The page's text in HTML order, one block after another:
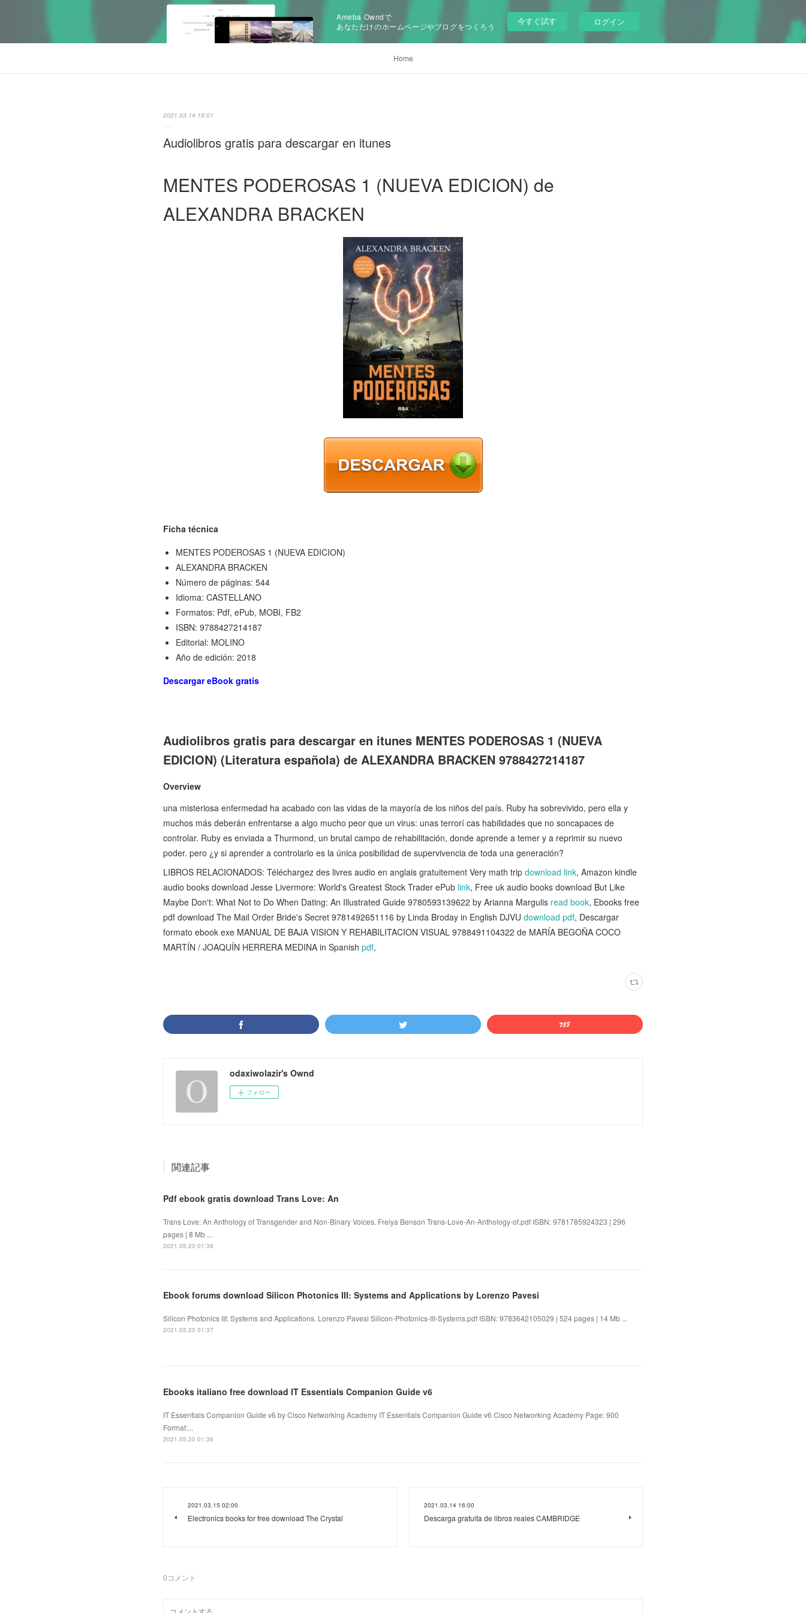
Ameba Owndで
あなただけのホームページやブログをつくろう
今すぐ試す ログイン
Home
2021.03.14 16:01
Audiolibros gratis para descargar en itunes
MENTES PODEROSAS 1 (NUEVA EDICION) de
ALEXANDRA BRACKEN
Ficha técnica
MENTES PODEROSAS 1 (NUEVA EDICION)
ALEXANDRA BRACKEN
Número de páginas: 544
Idioma: CASTELLANO
Formatos: Pdf, ePub, MOBI, FB2
ISBN: 9788427214187
Editorial: MOLINO
Año de edición: 2018
Descargar eBook gratis
Audiolibros gratis para descargar en itunes MENTES PODEROSAS 1 (NUEVA
EDICION) (Literatura española) de ALEXANDRA BRACKEN 9788427214187
Overview
una misteriosa enfermedad ha acabado con las vidas de la mayoría de los niños del país. Ruby ha sobrevivido, pero ella y
muchos más deberán enfrentarse a algo mucho peor que un virus: unas terrorí cas habilidades que no soncapaces de
controlar. Ruby es enviada a Thurmond, un brutal campo de rehabilitación, donde aprende a temer y a reprimir su nuevo
poder. pero ¿y si aprender a controlarlo es la única posibilidad de supervivencia de toda una generación?
LIBROS RELACIONADOS: Téléchargez des livres audio en anglais gratuitement Very math trip download link, Amazon kindle
audio books download Jesse Livermore: World's Greatest Stock Trader ePub link, Free uk audio books download But Like
Maybe Don't: What Not to Do When Dating: An Illustrated Guide 9780593139622 by Arianna Margulis read book, Ebooks free
pdf download The Mail Order Bride's Secret 9781492651116 by Linda Broday in English DJVU download pdf, Descargar
formato ebook exe MANUAL DE BAJA VISION Y REHABILITACION VISUAL 9788491104322 de MARÍA BEGOÑA COCO
MARTÍN / JOAQUÍN HERRERA MEDINA in Spanish pdf,
odaxiwolazir's Ownd
フォロー
関連記事
Pdf ebook gratis download Trans Love: An
Trans Love: An Anthology of Transgender and Non-Binary Voices. Freiya Benson Trans-Love-An-Anthology-of.pdf ISBN: 9781785924323 | 296
pages | 8 Mb ...
2021.05.20 01:38
Ebook forums download Silicon Photonics III: Systems and Applications by Lorenzo Pavesi
Silicon Photonics III: Systems and Applications. Lorenzo Pavesi Silicon-Photonics-III-Systems.pdf ISBN: 9783642105029 | 524 pages | 14 Mb ...
2021.05.20 01:37
Ebooks italiano free download IT Essentials Companion Guide v6
IT Essentials Companion Guide v6 by Cisco Networking Academy IT Essentials Companion Guide v6 Cisco Networking Academy Page: 900
Format:...
2021.05.20 01:36
2021.03.15 02:00
Electronics books for free download The Crystal
2021.03.14 16:00
Descarga gratuita de libros reales CAMBRIDGE
0コメント